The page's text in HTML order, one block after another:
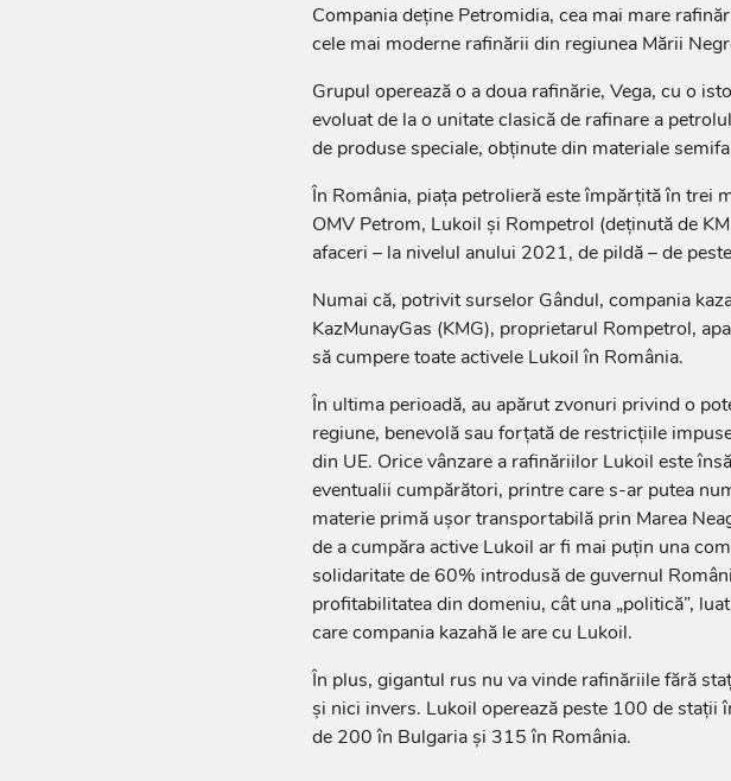
Compania deține Petromidia, cea mai mare
cele mai moderne rafinării din regiunea Mării
Grupul operează o a doua rafinărie, Vega, cu o
evoluat de la o unitate clasică de rafinare a
de produse speciale, obținute din materiale
În România, piața petrolieră este împărțită în trei
OMV Petrom, Lukoil și Rompetrol (deținută de
afaceri – la nivelul anului 2021, de pildă – de
Numai că, potrivit surselor Gândul, compania
KazMunayGas (KMG), proprietarul Rompetrol,
să cumpere toate activele Lukoil în România.
În ultima perioadă, au apărut zvonuri privind o
regiune, benevolă sau forțată de restricțiile
din UE. Orice vânzare a rafinăriilor Lukoil este
eventualii cumpărători, printre care s-ar putea
materie primă ușor transportabilă prin Marea
de a cumpăra active Lukoil ar fi mai puțin una
solidaritate de 60% introdusă de guvernul
profitabilitatea din domeniu, cât una „politică”,
care compania kazahă le are cu Lukoil.
În plus, gigantul rus nu va vinde rafinăriile fără
și nici invers. Lukoil operează peste 100 de stații
de 200 în Bulgaria și 315 în România.